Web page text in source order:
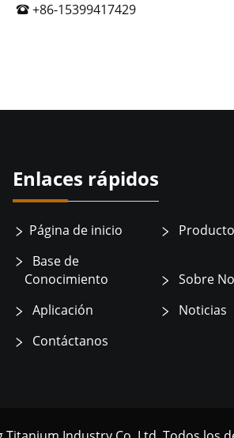
+86-15399417429
Enlaces rápidos
Página de inicio
Base de
Conocimiento
Sobre
Aplicación
Noticias
Contáctanos